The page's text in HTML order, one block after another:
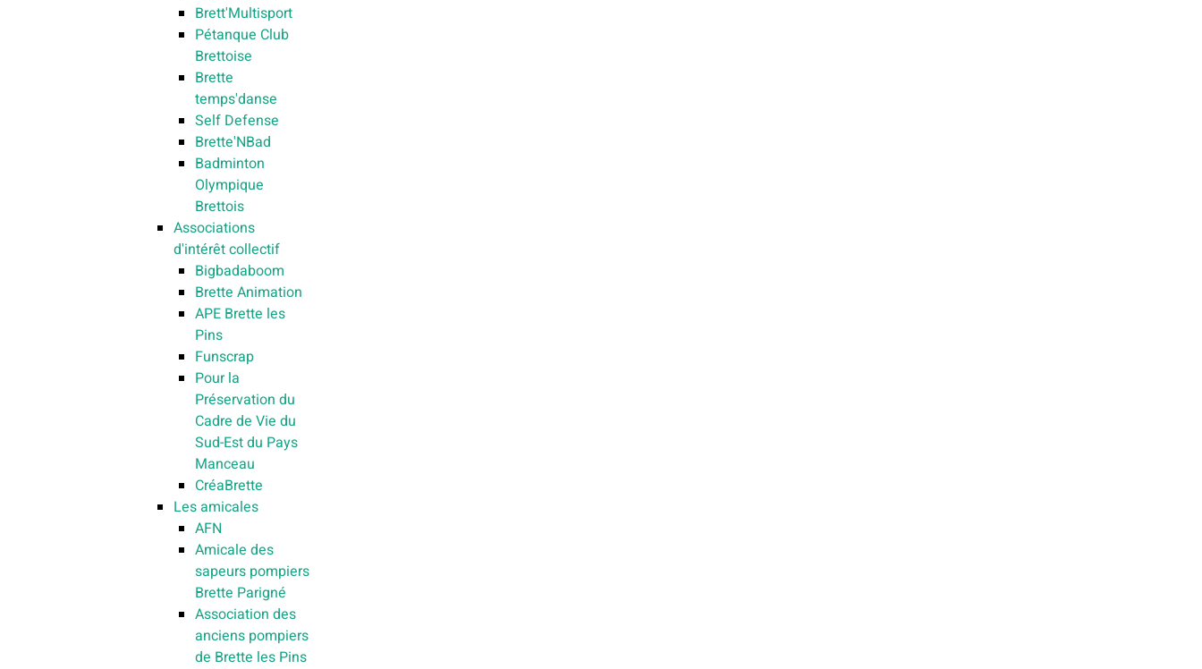
Brett'Multisport
Pétanque Club
Brettoise
Brette
temps'danse
Self Defense
Brette'NBad
Badminton
Olympique
Brettois
Associations
d'intérêt collectif
Bigbadaboom
Brette Animation
APE Brette les
Pins
Funscrap
Pour la
Préservation du
Cadre de Vie du
Sud-Est du Pays
Manceau
CréaBrette
Les amicales
AFN
Amicale des
sapeurs pompiers
Brette Parigné
Association des
anciens pompiers
de Brette les Pins